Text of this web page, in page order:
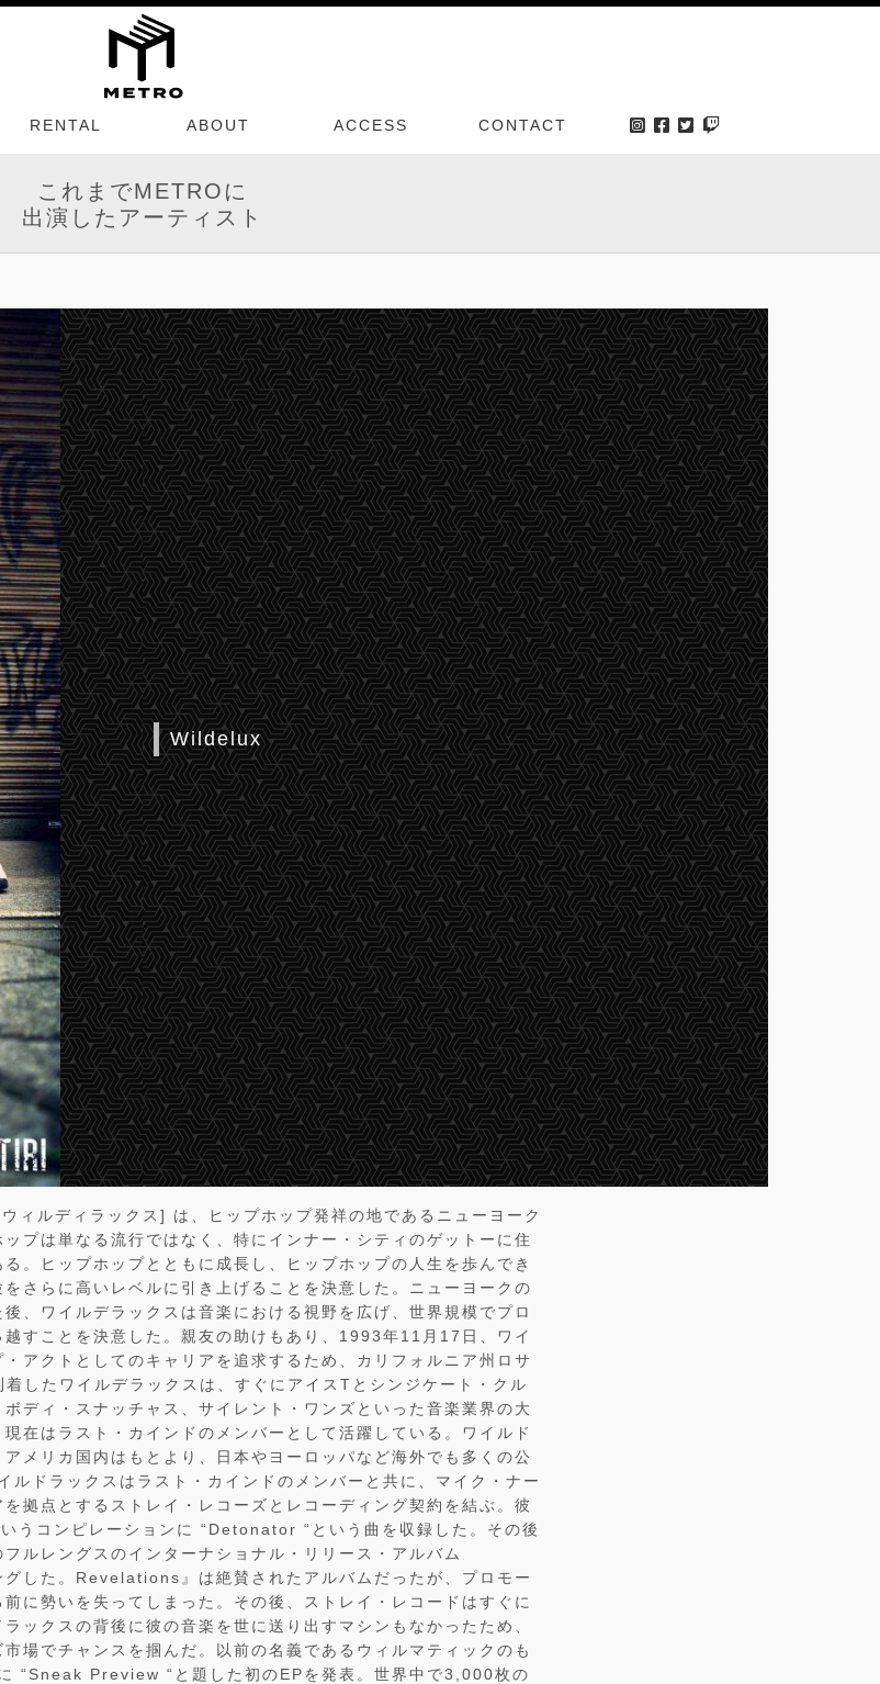
RENTAL ABOUT ACCESS CONTACT
これまでMETROに
出演したアーティスト
Wildelux
ディラックス] は、ヒップホップ発祥の地であるニューヨーク
プは単なる流行ではなく、特にインナー・シティのゲットーに住
。ヒップホップとともに成長し、ヒップホップの人生を歩んでき
さらに高いレベルに引き上げることを決意した。ニューヨークの
、ワイルデラックスは音楽における視野を広げ、世界規模でプロ
すことを決意した。親友の助けもあり、1993年11月17日、ワイ
アクトとしてのキャリアを追求するため、カリフォルニア州ロサ
したワイルデラックスは、すぐにアイスTとシンジケート・クル
ディ・スナッチャス、サイレント・ワンズといった音楽業界の大
在はラスト・カインドのメンバーとして活躍している。ワイルド
メリカ国内はもとより、日本やヨーロッパなど海外でも多くの公
ルドラックスはラスト・カインドのメンバーと共に、マイク・ナー
拠点とするストレイ・レコーズとレコーディング契約を結ぶ。彼
コンピレーションに “Detonator “という曲を収録した。その後
ルレングスのインターナショナル・リリース・アルバム
した。Revelations』は絶賛されたアルバムだったが、プロモー
に勢いを失ってしまった。その後、ストレイ・レコードはすぐに
ックスの背後に彼の音楽を世に送り出すマシンもなかったため、
場でチャンスを掴んだ。以前の名義であるウィルマティックのも
“Sneak Preview “と題した初のEPを発表。世界中で3,000枚の